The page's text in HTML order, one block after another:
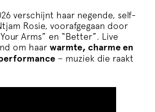
verschijnt haar negende, self-
Rosie, voorafgegaan door
Arms” en “Better”. Live
om haar warmte, charme en
– muziek die raakt